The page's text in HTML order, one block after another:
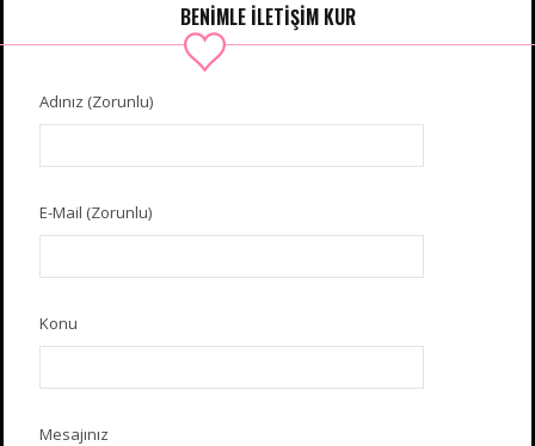
BENIMLE İLETIŞIM KUR
Adınız (Zorunlu)
E-Mail (Zorunlu)
Konu
Mesajınız